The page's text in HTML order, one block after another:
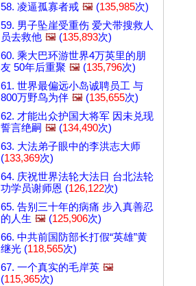
58. 凌逼孤寡者戒 🖼️ (135,985次)
59. 男子坠崖受重伤 爱犬带搜救人
员去救他 🖼️ (135,893次)
60. 乘大巴环游世界4万英里的朋
友 50年后重聚 🖼️ (135,796次)
61. 世界最偏远小岛诚聘员工 与
800万野鸟为伴 🖼️ (135,655次)
62. 才能出众护国大将军 因未兑现
誓言绝嗣 🖼️ (134,490次)
63. 大法弟子眼中的李洪志大师
(133,369次)
64. 庆祝世界法轮大法日 台北法轮
功学员谢师恩 (126,122次)
65. 告别三十年的病痛 步入真善忍
的人生 🖼️ (125,906次)
66. 中共前国防部长打假“英雄”黄
继光 (118,565次)
67. 一个真实的毛岸英 🖼️
(115,365次)